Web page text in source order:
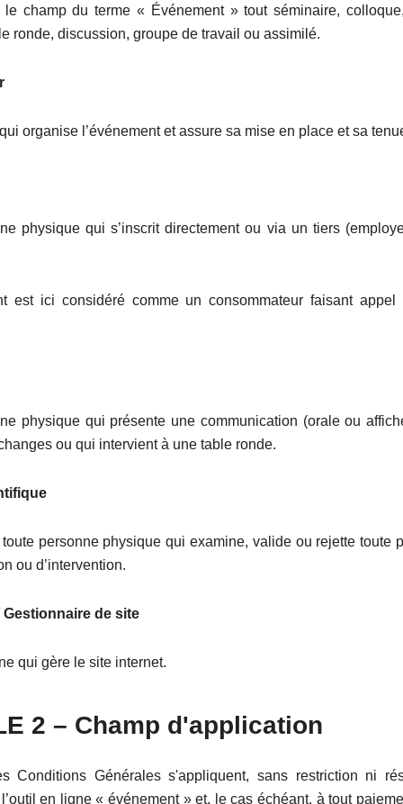
le champ du terme « Événement » tout séminaire,
ronde, discussion, groupe de travail ou assimilé.
organise l’événement et assure sa mise en place et sa
physique qui s’inscrit directement ou via un tiers
est ici considéré comme un consommateur faisant
physique qui présente une communication (orale ou
ou qui intervient à une table ronde.
personne physique qui examine, valide ou rejette toute
ou d’intervention.
Gestionnaire de site
qui gère le site internet.
2 – Champ d'application
Conditions Générales s'appliquent, sans restriction ni
en ligne « événement » et, le cas échéant, à tout